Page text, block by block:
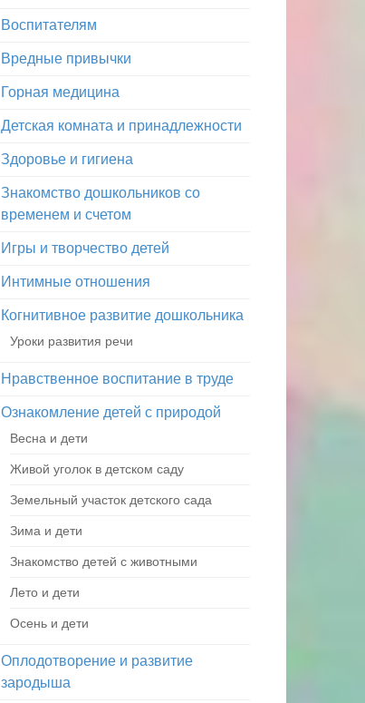
Воспитателям
Вредные привычки
Горная медицина
Детская комната и принадлежности
Здоровье и гигиена
Знакомство дошкольников со
временем и счетом
Игры и творчество детей
Интимные отношения
Когнитивное развитие дошкольника
Уроки развития речи
Нравственное воспитание в труде
Ознакомление детей с природой
Весна и дети
Живой уголок в детском саду
Земельный участок детского сада
Зима и дети
Знакомство детей с животными
Лето и дети
Осень и дети
Оплодотворение и развитие
зародыша